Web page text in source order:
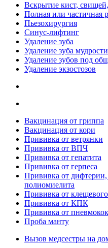
Вскрытие кист,
Полная или частичная
Пьезохирургия
Синус-лифтинг
Удаление зуба
Удаление зуба мудрости
Удаление зубов под
Удаление экзостозов
Вакцинация от гриппа
Вакцинация от кори
Прививка от ветрянки
Прививка от ВПЧ
Прививка от гепатита
Прививка от герпеса
Прививка от
полиомиелита
Прививка от
Прививка от КПК
Прививка от
Проба манту
Вызов медсестры на